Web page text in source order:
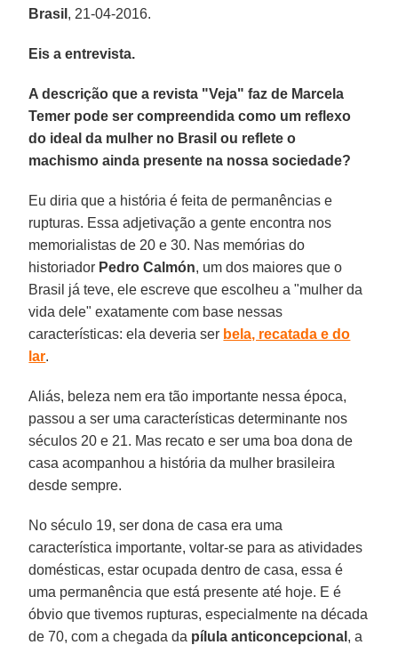
Brasil , 21-04-2016.
Eis a entrevista.
A descrição que a revista "Veja" faz de Marcela
Temer pode ser compreendida como um reflexo
do ideal da mulher no Brasil ou reflete o
machismo ainda presente na nossa sociedade?
Eu diria que a história é feita de permanências e
rupturas. Essa adjetivação a gente encontra nos
memorialistas de 20 e 30. Nas memórias do
historiador Pedro Calmón, um dos maiores que o
Brasil já teve, ele escreve que escolheu a "mulher da
vida dele" exatamente com base nessas
características: ela deveria ser bela, recatada e do
lar.
Aliás, beleza nem era tão importante nessa época,
passou a ser uma características determinante nos
séculos 20 e 21. Mas recato e ser uma boa dona de
casa acompanhou a história da mulher brasileira
desde sempre.
No século 19, ser dona de casa era uma
característica importante, voltar-se para as atividades
domésticas, estar ocupada dentro de casa, essa é
uma permanência que está presente até hoje. E é
óbvio que tivemos rupturas, especialmente na década
de 70, com a chegada da pílula anticoncepcional , a